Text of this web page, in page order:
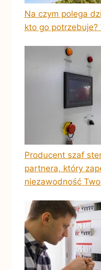
Na czym polega
kto go potrzebuje?
Producent szaf
partnera, który
niezawodność